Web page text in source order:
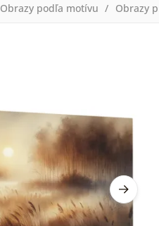
Obrazy podľa motívu Obrazy